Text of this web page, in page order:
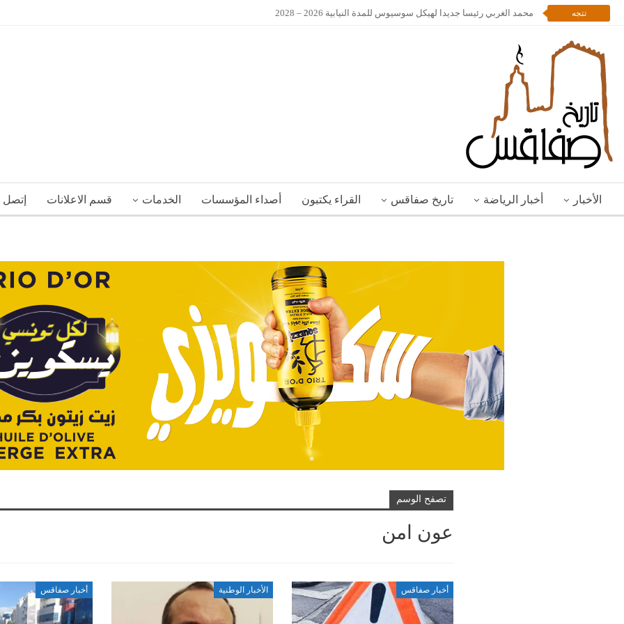
تتجه محمد الغربي رئيسا جديدا لهيكل سوسيوس للمدة النيابية 2026 – 2028
الأخبار أخبار الرياضة تاريخ صفاقس القراء يكتبون أصداء المؤسسات الخدمات قسم الاعلانات إتصل
تصفح الوسم
عون امن
أخبار صفاقس الأخبار الوطنية أخبار صفاقس